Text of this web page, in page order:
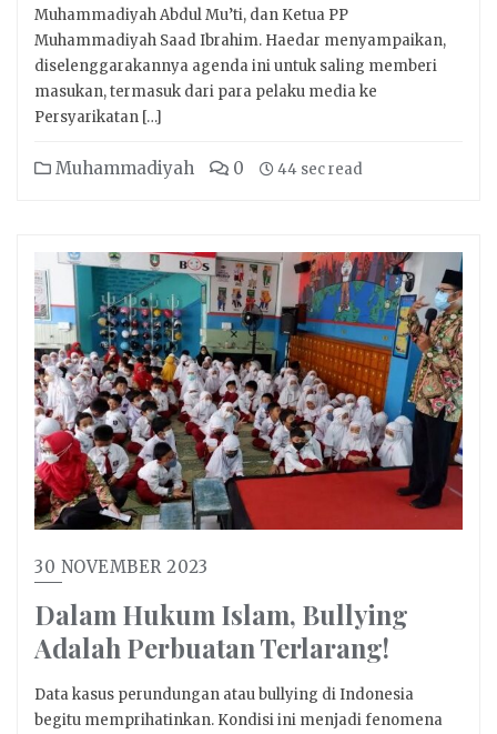
Muhammadiyah Abdul Mu’ti, dan Ketua PP
Muhammadiyah Saad Ibrahim. Haedar menyampaikan,
diselenggarakannya agenda ini untuk saling memberi
masukan, termasuk dari para pelaku media ke
Persyarikatan […]
Muhammadiyah 0 44 sec read
30 NOVEMBER 2023
Dalam Hukum Islam, Bullying
Adalah Perbuatan Terlarang!
Data kasus perundungan atau bullying di Indonesia
begitu memprihatinkan. Kondisi ini menjadi fenomena